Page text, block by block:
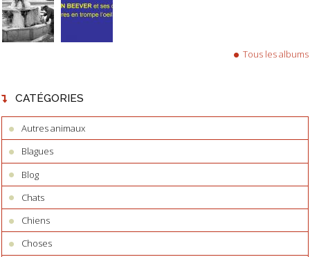
Tous les albums
CATÉGORIES
Autres animaux
Blagues
Blog
Chats
Chiens
Choses